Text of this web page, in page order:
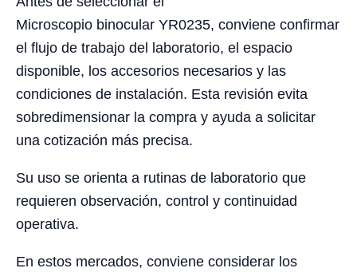
Microscopio binocular YR0235, conviene confirmar
el flujo de trabajo del laboratorio, el espacio
disponible, los accesorios necesarios y las
condiciones de instalación. Esta revisión evita
sobredimensionar la compra y ayuda a solicitar
una cotización más precisa.
Su uso se orienta a rutinas de laboratorio que
requieren observación, control y continuidad
operativa.
En estos mercados, conviene considerar los